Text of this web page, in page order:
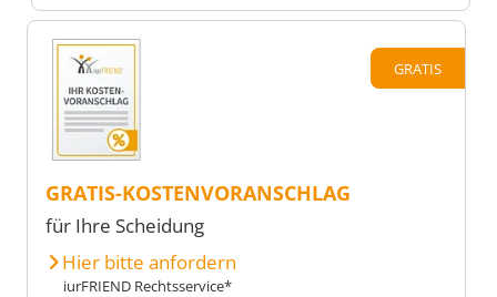
GRATIS
GRATIS-KOSTENVORANSCHLAG
für Ihre Scheidung
Hier bitte anfordern
iurFRIEND Rechtsservice*